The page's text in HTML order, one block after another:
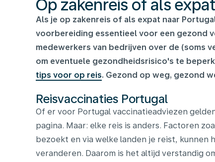
Op zakenreis of als
Als je op zakenreis of als expat naar
voorbereiding essentieel voor een gezond
medewerkers van bedrijven over de (soms
om eventuele gezondheidsrisico's te
tips voor op reis. Gezond op weg, gezond
Reisvaccinaties Portugal
Of er voor Portugal vaccinatieadviezen
pagina. Maar: elke reis is anders. Factoren
bezoekt en via welke landen je reist, kunnen
veranderen. Daarom is het altijd verstandig